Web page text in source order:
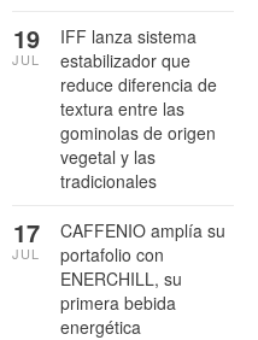
IFF lanza sistema
estabilizador que
reduce diferencia de
textura entre las
gominolas de origen
vegetal y las
tradicionales
19
JUL
CAFFENIO amplía su
portafolio con
ENERCHILL, su
primera bebida
energética
17
JUL